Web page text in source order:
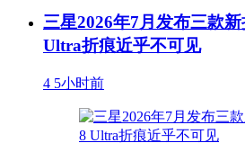
三星2026年7月发布三款
Ultra折痕近乎不可见
4 5小时前